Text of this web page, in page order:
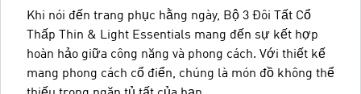
Khi nói đến trang phục hằng ngày, Bộ 3 Đôi Tất Cổ
Thấp Thin & Light Essentials mang đến sự kết hợp
hoàn hảo giữa công năng và phong cách. Với thiết kế
mang phong cách cổ điển, chúng là món đồ không thể